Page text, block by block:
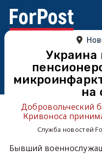
Украина
на
Добровольческий
Кривоноса
Служба новостей
Бывший